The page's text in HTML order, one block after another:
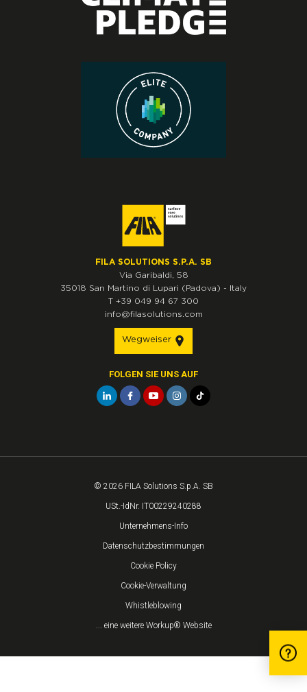
FILA SOLUTIONS S.P.A. SB
Via Garibaldi, 58
35018 San Martino di Lupari (Padova) - Italy
T +39 049 94 67 300
info@filasolutions.com
Wegweiser
FOLGEN SIE UNS AUF
© 2026 FILA Solutions S.p.A. SB
USt.-IdNr. IT00229240288
Unternehmens-Info
Datenschutzbestimmungen
Cookie Policy
Cookie-Verwaltung
Whistleblowing
... eine weitere Workup® Website